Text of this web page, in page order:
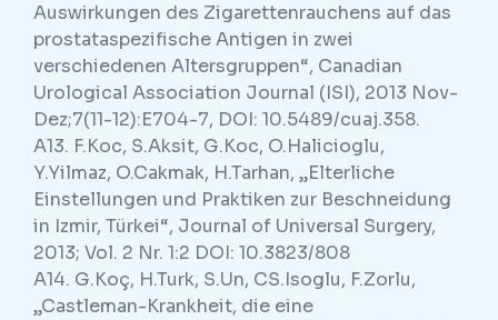
Auswirkungen des Zigarettenrauchens auf das
prostataspezifische Antigen in zwei
verschiedenen Altersgruppen“, Canadian
Urological Association Journal (ISI), 2013 Nov-
Dez;7(11-12):E704-7, DOI: 10.5489/cuaj.358.
A13. F.Koc, S.Aksit, G.Koc, O.Halicioglu,
Y.Yilmaz, O.Cakmak, H.Tarhan, „Elterliche
Einstellungen und Praktiken zur Beschneidung
in Izmir, Türkei“, Journal of Universal Surgery,
2013; Vol. 2 Nr. 1:2 DOI: 10.3823/808
A14. G.Koç, H.Turk, S.Un, CS.Isoglu, F.Zorlu,
„Castleman-Krankheit, die eine